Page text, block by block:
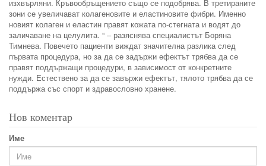
изхвърляни. Кръвообръщението също се подобрява. В третираните
зони се увеличават колагеновите и еластиновите фибри. Именно
новият колаген и еластин правят кожата по-стегната и водят до
заличаване на целулита. “ – разяснява специалистът Боряна
Тимнева. Повечето пациенти виждат значителна разлика след
първата процедура, но за да се задържи ефектът трябва да се
правят поддържащи процедури, в зависимост от конкретните
нужди. Естествено за да се завържи ефектът, тялото трябва да се
поддържа със спорт и здравословно хранене.
Нов коментар
Име